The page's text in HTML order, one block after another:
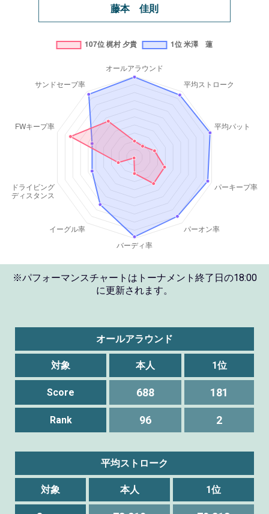
藤本 佳則
※パフォーマンスチャートはトーナメント終了日の18:00
に更新されます。
オールアラウンド
対象 本人 1位
Score 688 181
Rank 96 2
平均ストローク
対象 本人 1位